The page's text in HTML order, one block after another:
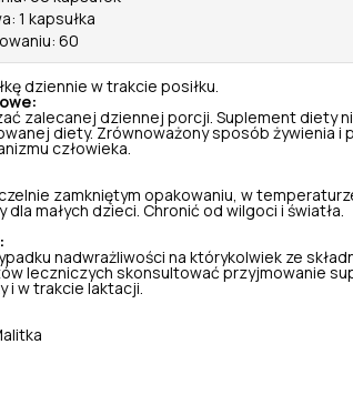
1 kapsułka
60
dziennie w trakcie posiłku.
zalecanej dziennej porcji. Suplement diety
diety. Zrównoważony sposób żywienia i
człowieka.
zamkniętym opakowaniu, w
małych dzieci. Chronić od wilgoci i światła.
nadwrażliwości na którykolwiek ze
leczniczych skonsultować przyjmowanie
i w trakcie laktacji.